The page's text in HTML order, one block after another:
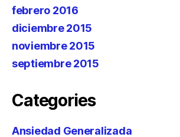
febrero 2016
diciembre 2015
noviembre 2015
septiembre 2015
Categories
Ansiedad Generalizada